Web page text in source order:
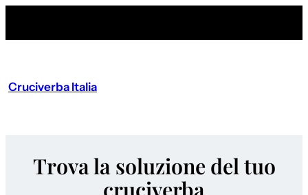
Cruciverba Italia
Trova la soluzione del tuo
cruciverba